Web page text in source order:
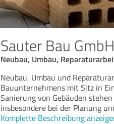
Sauter Bau
Neubau, Umbau,
Neubau, Umbau und
Bauunternehmens mit Sitz in
Sanierung von Gebäuden
insbesondere bei der Planung
Komplette Beschreibung